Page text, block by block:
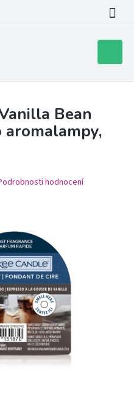
košík
Bean
aromalampy,
hodnocení